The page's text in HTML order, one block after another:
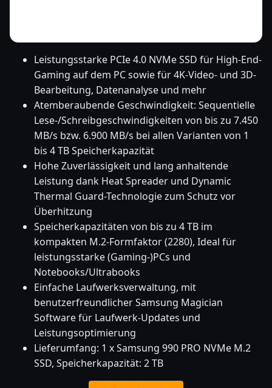
Leistungsstarke PCIe 4.0 NVMe SSD für High-End-
Gaming auf dem PC sowie für 4K-Video- und 3D-
Bearbeitung, Datenanalyse und mehr
Atemberaubende Geschwindigkeit: Sequentielle
Lese-/Schreibgeschwindigkeiten von bis zu 7.450
MB/s bzw. 6.900 MB/s bei allen Varianten von 1
bis 4 TB Speicherkapazität
Hohe Zuverlässigkeit und lang anhaltende
Leistung dank Heat Spreader und Dynamic
Thermal Guard-Technologie zum Schutz vor
Überhitzung
Speicherkapazitäten von bis zu 4 TB im
kompakten M.2-Formfaktor (2280), Ideal für
leistungsstarke (Gaming-)PCs und
Notebooks/Ultrabooks
Einfache Laufwerksverwaltung, mit
benutzerfreundlicher Samsung Magician
Software für Laufwerk-Updates und
Leistungsoptimierung
Lieferumfang: 1 x Samsung 990 PRO NVMe M.2
SSD, Speicherkapazität: 2 TB